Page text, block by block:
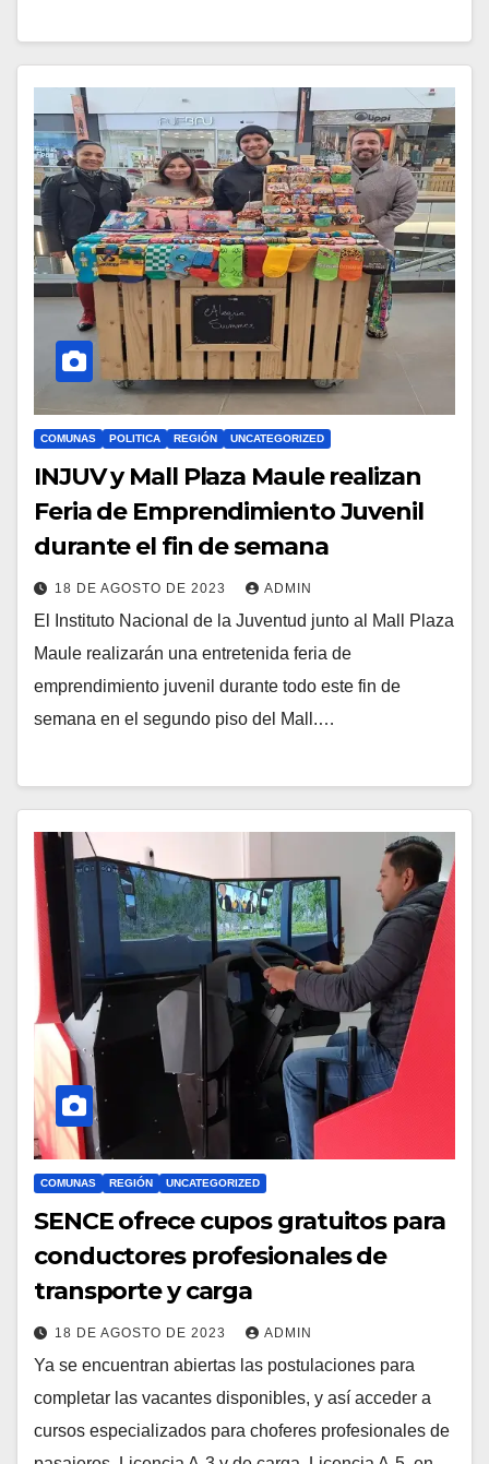
COMUNAS POLITICA REGIÓN UNCATEGORIZED
INJUV y Mall Plaza Maule realizan
Feria de Emprendimiento Juvenil
durante el fin de semana
18 DE AGOSTO DE 2023 ADMIN
El Instituto Nacional de la Juventud junto al Mall Plaza
Maule realizarán una entretenida feria de
emprendimiento juvenil durante todo este fin de
semana en el segundo piso del Mall.…
COMUNAS REGIÓN UNCATEGORIZED
SENCE ofrece cupos gratuitos para
conductores profesionales de
transporte y carga
18 DE AGOSTO DE 2023 ADMIN
Ya se encuentran abiertas las postulaciones para
completar las vacantes disponibles, y así acceder a
cursos especializados para choferes profesionales de